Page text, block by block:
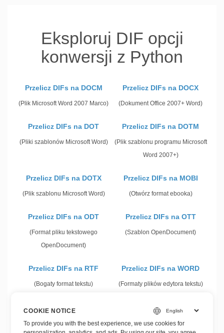
Eksploruj DIF opcji
konwersji z Python
Przelicz DIFs na DOCM
(Plik Microsoft Word 2007 Marco)
Przelicz DIFs na DOCX
(Dokument Office 2007+ Word)
Przelicz DIFs na DOT
(Pliki szablonów Microsoft Word)
Przelicz DIFs na DOTM
(Plik szablonu programu Microsoft
Word 2007+)
Przelicz DIFs na DOTX
(Plik szablonu Microsoft Word)
Przelicz DIFs na MOBI
(Otwórz format ebooka)
Przelicz DIFs na ODT
(Format pliku tekstowego
OpenDocument)
Przelicz DIFs na OTT
(Szablon OpenDocument)
Przelicz DIFs na RTF
(Bogaty format tekstu)
Przelicz DIFs na WORD
(Formaty plików edytora tekstu)
Przelicz DIFs na WORDML
(Przetwarzanie tekstu Microsoft
COOKIE NOTICE
To provide you with the best experience, we use cookies for